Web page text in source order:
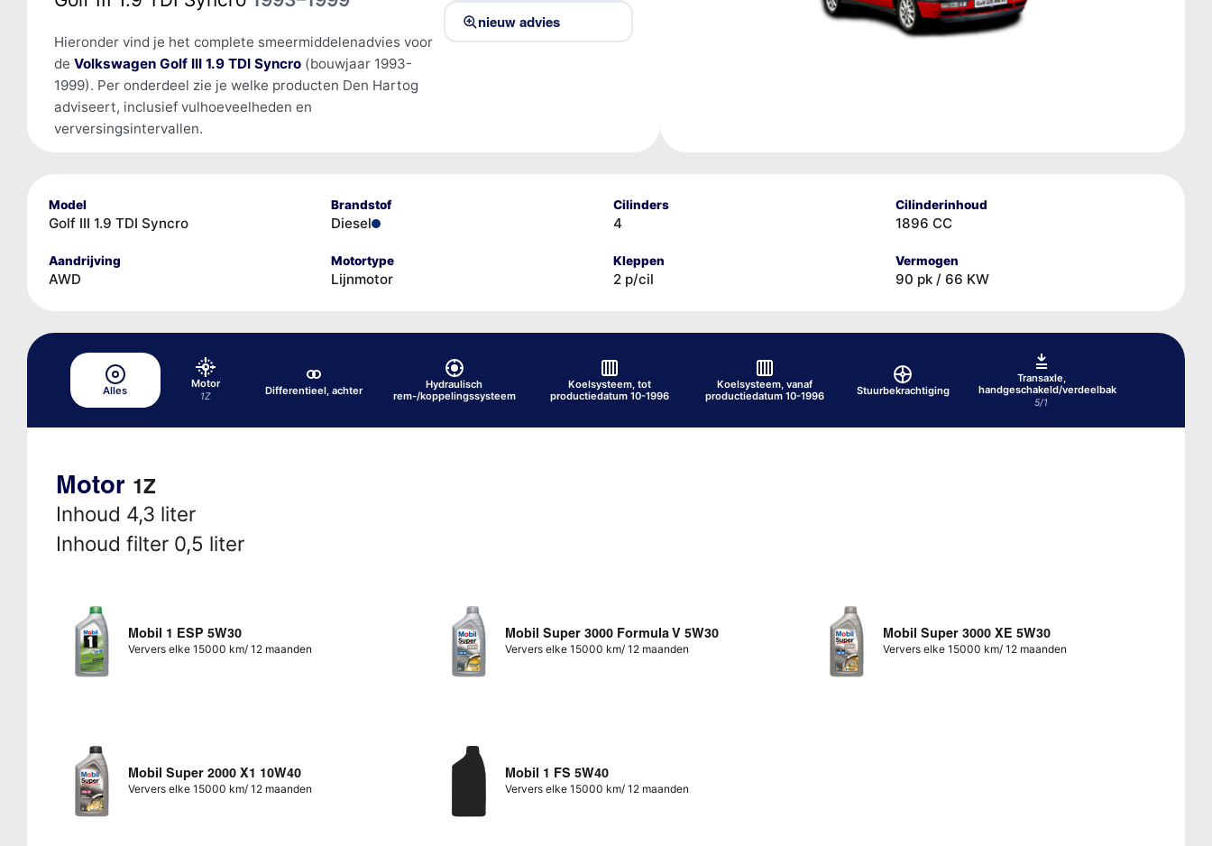
Hieronder vind je het complete smeermiddelenadvies voor
de Volkswagen Golf III 1.9 TDI Syncro(bouwjaar 1993-
1999). Per onderdeel zie je welke producten Den Hartog
adviseert, inclusief vulhoeveelheden en
verversingsintervallen.
nieuw advies
Model
Golf III 1.9 TDI Syncro
Brandstof
Diesel
Cilinders
4
Cilinderinhoud
1896 CC
Aandrijving
AWD
Motortype
Lijnmotor
Kleppen
2 p/cil
Vermogen
90 pk / 66 KW
Alles
Motor
1Z Differentieel, achter
Hydraulisch
rem-/koppelingssysteem
Koelsysteem, tot
productiedatum 10-1996
Koelsysteem, vanaf
productiedatum 10-1996
Stuurbekrachtiging
Transaxle,
handgeschakeld/verdeelbak
5/1
Motor 1Z
Inhoud 4,3 liter
Inhoud filter 0,5 liter
Mobil 1 ESP 5W30
Ververs elke 15000 km/ 12 maanden
Mobil Super 3000 Formula V 5W30
Ververs elke 15000 km/ 12 maanden
Mobil Super 3000 XE 5W30
Ververs elke 15000 km/ 12 maanden
Mobil Super 2000 X1 10W40
Ververs elke 15000 km/ 12 maanden
Mobil 1 FS 5W40
Ververs elke 15000 km/ 12 maanden